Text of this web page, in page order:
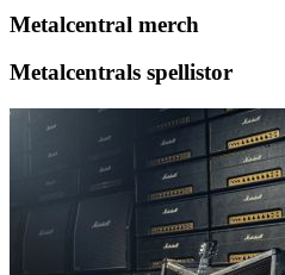
Metalcentral merch
Metalcentrals spellistor